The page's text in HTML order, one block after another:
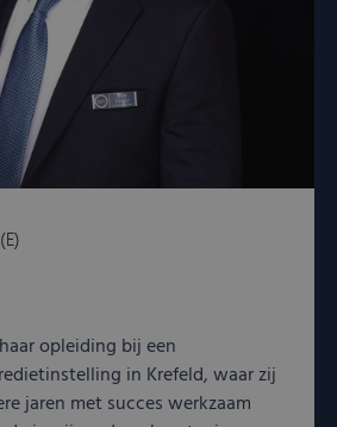
opleiding bij een
in Krefeld, waar zij
jaren met succes werkzaam